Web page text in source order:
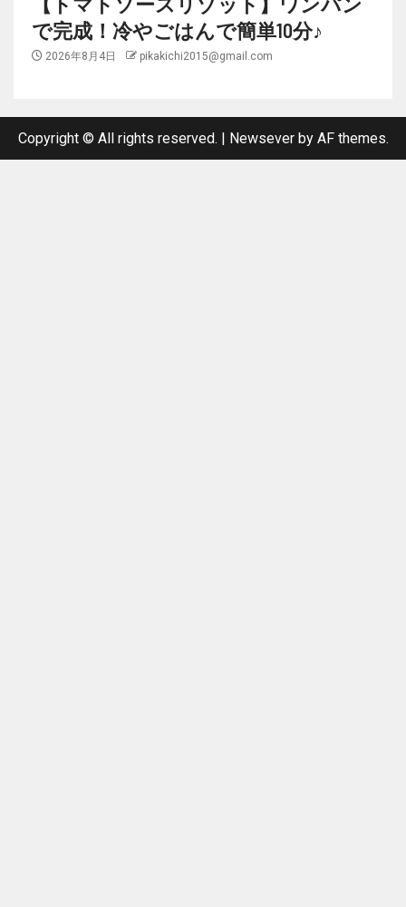
で完成！冷やごはんで簡単10分♪
2026年8月4日 pikakichi2015@gmail.com
Copyright © All rights reserved. | Newseverby AF themes.